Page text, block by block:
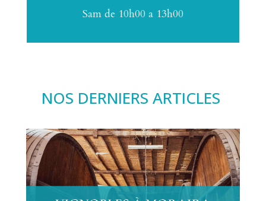
Sam de 10h00 a 13h00
NOS DERNIERS ARTICLES